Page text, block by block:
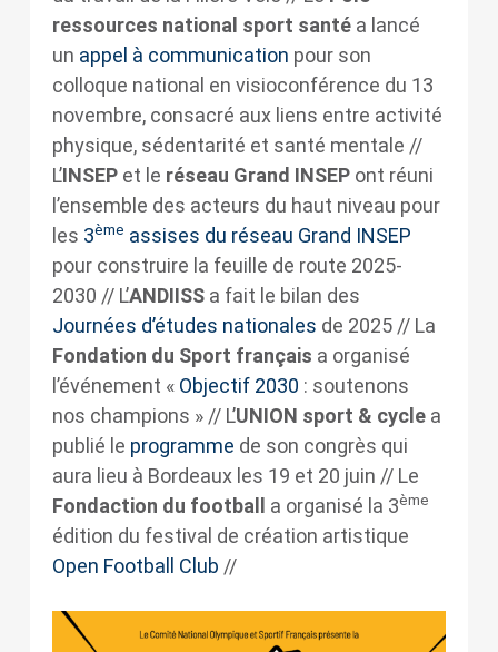
ressources national sport santéa lancé
un appel à communication pour son
colloque national en visioconférence du 13
novembre, consacré aux liens entre activité
physique, sédentarité et santé mentale //
L’INSEPet le réseau Grand INSEPont réuni
l’ensemble des acteurs du haut niveau pour
les 3ème assises du réseau Grand INSEP
pour construire la feuille de route 2025-
2030 // L’ANDIISSa fait le bilan des
Journées d’études nationales de 2025 // La
Fondation du Sport français a organisé
l’événement « Objectif 2030 : soutenons
nos champions » // L’UNION sport & cyclea
publié le programme de son congrès qui
aura lieu à Bordeaux les 19 et 20 juin // Le
Fondaction du football
a organisé la 3ème
édition du festival de création artistique
Open Football Club //